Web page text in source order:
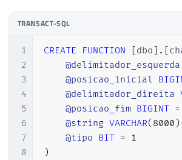
TRANSACT-SQL
1
2
3
4
5
6
7
8
CREATE FUNCTION [dbo] . [
@delimitador_esquerda
@posicao_inicial
@delimitador_direita
@posicao_fim BIGINT =
@string VARCHAR( 8000 )
@tipo BIT = 1
)